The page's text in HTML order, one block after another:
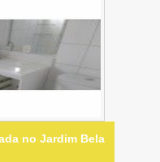
no Jardim Bela